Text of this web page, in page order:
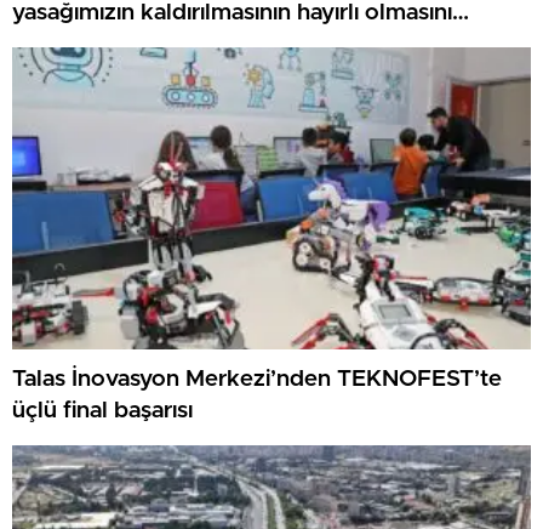
yasağımızın kaldırılmasının hayırlı olmasını
diliyorum
Talas İnovasyon Merkezi’nden TEKNOFEST’te
üçlü final başarısı